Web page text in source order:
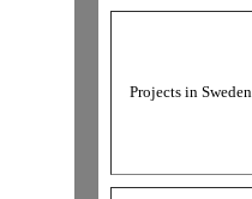
Projects in Sweden